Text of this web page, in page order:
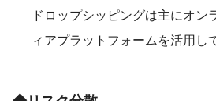
ドロップシッピングは主にオ
ィアプラットフォームを活用し